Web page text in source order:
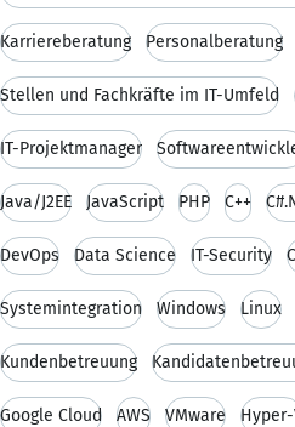
Karriereberatung Personalberatung
Stellen und Fachkräfte im IT-Umfeld
IT-Projektmanager
Java/J2EE JavaScript PHP C++
DevOps Data Science IT-Security
Systemintegration Windows Linux
Kundenbetreuung
Google Cloud AWS VMware